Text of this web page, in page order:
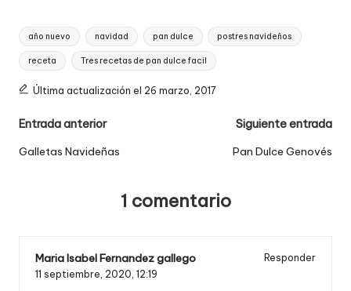
Etiquetas:
año nuevo navidad pan dulce postres navideños
receta Tres recetas de pan dulce facil
Última actualización el 26 marzo, 2017
Navegación
de
Entrada anterior
Galletas Navideñas
Siguiente entrada
Pan Dulce Genovés
1 comentario
Maria Isabel Fernandez gallego
Responder
11 septiembre, 2020, 12:19